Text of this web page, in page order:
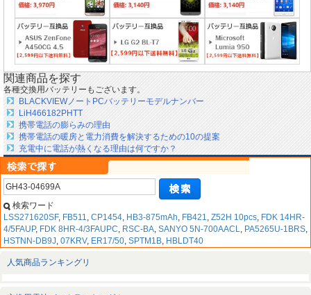
関連商品を探す
各種交換用バッテリーもございます。
BLACKVIEWノートPCバッテリーモデルナンバー
LiH466182PHTT
携帯電話の膨らみの理由
携帯電話の暖房と電力消費を解決するための10の提案
充電中に電話が熱くなる理由は何ですか？
検索ワード
LSS271620SF, FB511, CP1454, HB3-875mAh, FB421, Z52H 10pcs, FDK 14HR-
4/5FAUP, FDK 8HR-4/3FAUPC, RSC-BA, SANYO 5N-700AACL, PA5265U-1BRS,
HSTNN-DB9J, 07KRV, ER17/50, SPTM1B, HBLDT40
人気商品ランキングリ